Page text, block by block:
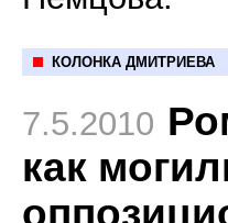
КОЛОНКА ДМИТРИЕВА
7.5.2010
как